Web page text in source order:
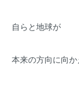
自らと地球が
本来の方向に向